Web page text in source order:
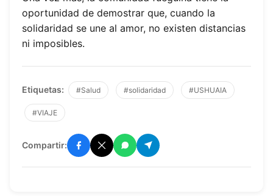
oportunidad de demostrar que, cuando la
solidaridad se une al amor, no existen distancias
ni imposibles.
Etiquetas: #Salud #solidaridad #USHUAIA
#VIAJE
Compartir: